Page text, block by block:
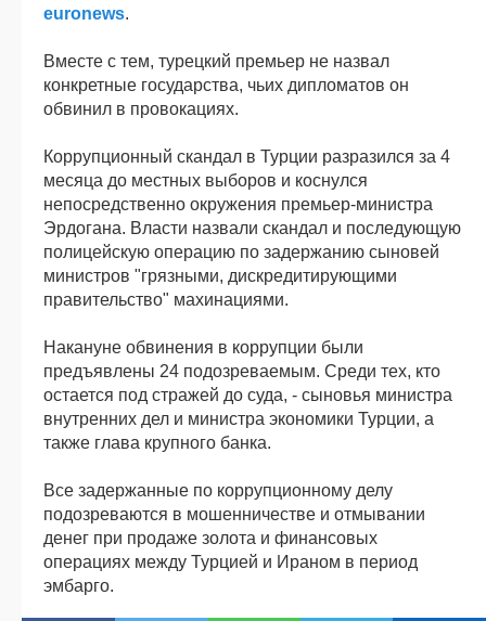
euronews.
Вместе с тем, турецкий премьер не назвал
конкретные государства, чьих дипломатов он
обвинил в провокациях.
Коррупционный скандал в Турции разразился за 4
месяца до местных выборов и коснулся
непосредственно окружения премьер-министра
Эрдогана. Власти назвали скандал и последующую
полицейскую операцию по задержанию сыновей
министров "грязными, дискредитирующими
правительство" махинациями.
Накануне обвинения в коррупции были
предъявлены 24 подозреваемым. Среди тех, кто
остается под стражей до суда, - сыновья министра
внутренних дел и министра экономики Турции, а
также глава крупного банка.
Все задержанные по коррупционному делу
подозреваются в мошенничестве и отмывании
денег при продаже золота и финансовых
операциях между Турцией и Ираном в период
эмбарго.